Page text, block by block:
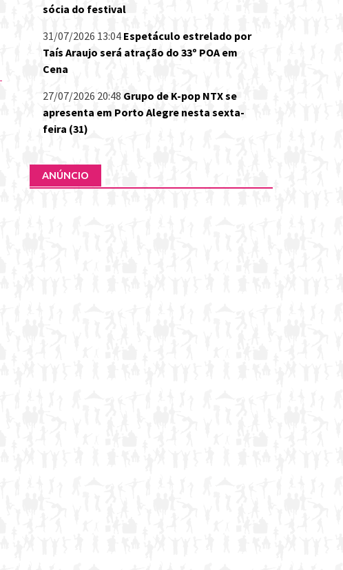
sócia do festival
31/07/2026 13:04 Espetáculo estrelado por
Taís Araujo será atração do 33º POA em
Cena
27/07/2026 20:48 Grupo de K-pop NTX se
apresenta em Porto Alegre nesta sexta-
feira (31)
ANÚNCIO